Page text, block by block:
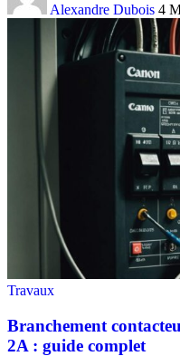
Alexandre Dubois 4
Travaux
Branchement
2A : guide complet